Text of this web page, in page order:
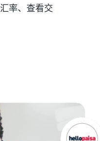
率、查看交